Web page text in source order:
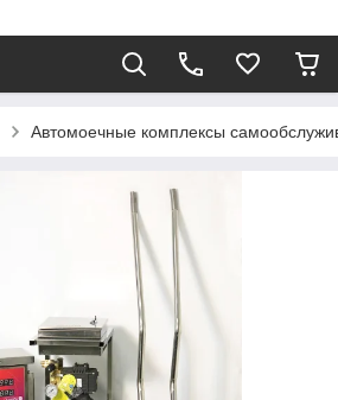
Автомоечные комплексы